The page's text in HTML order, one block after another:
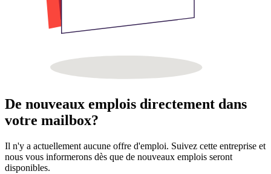
De nouveaux emplois directement dans
votre mailbox?
Il n'y a actuellement aucune offre d'emploi. Suivez cette entreprise et
nous vous informerons dès que de nouveaux emplois seront
disponibles.